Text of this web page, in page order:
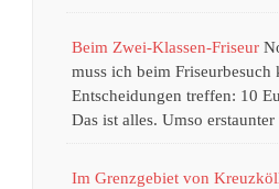
Beim Zwei-Klassen-Friseur
muss ich beim Friseurbesuch
Entscheidungen treffen: 10
Das ist alles. Umso erstaunter
Im Grenzgebiet von